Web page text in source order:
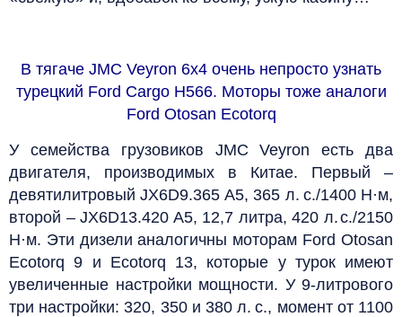
В тягаче JMC Veyron 6х4 очень непросто узнать
турецкий Ford Cargo Н566. Моторы тоже аналоги
Ford Otosan Ecotorq
У семейства грузовиков JMC Veyron есть два
двигателя, производимых в Китае. Первый –
девятилитровый JX6D9.365 A5, 365 л. с./1400 Н·м,
второй – JX6D13.420 A5, 12,7 литра, 420 л. с./2150
Н·м. Эти дизели аналогичны моторам Ford Otosan
Ecotorq 9 и Ecotorq 13, которые у турок имеют
увеличенные настройки мощности. У 9-литрового
три настройки: 320, 350 и 380 л. с., момент от 1100